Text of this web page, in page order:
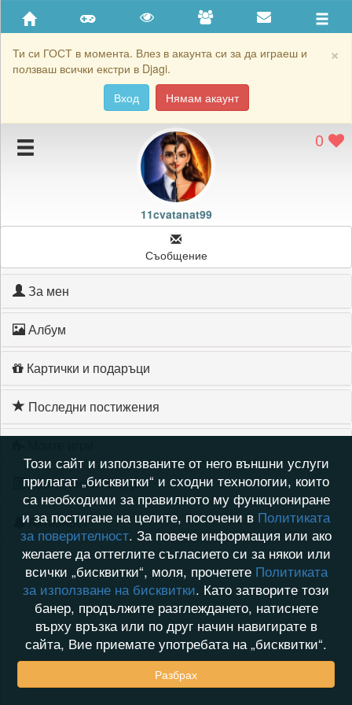
×
Ти си ГОСТ в момента. Влез в акаунта си за да играеш и
ползваш всички екстри в Djagi.
Вход
Нямам акаунт
Приятели
Хронология на игри
Подаръците на 11cvatanat99
Картичките на 11cvatanat99
Блокирай 11cvatanat99
0
11cvatanat99
Съобщение
За мен
Албум
Картички и подаръци
Последни постижения
Хронология на игри
Активност
Този сайт и използваните от него външни услуги
прилагат „бисквитки“ и сходни технологии, които
са необходими за правилното му функциониране
и за постигане на целите, посочени в Политиката
за поверителност. За повече информация или ако
желаете да оттеглите съгласието си за някои или
всички „бисквитки“, моля, прочетете Политиката
за използване на бисквитки. Като затворите този
банер, продължите разглеждането, натиснете
върху връзка или по друг начин навигирате в
сайта, Вие приемате употребата на „бисквитки“.
Разбрах